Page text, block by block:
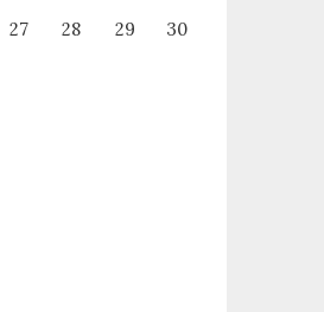
27 28 29
30